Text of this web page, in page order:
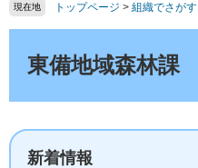
す。
し
へ
現在地 トップページ > 組織でさがす
東備地域森林課
新着情報